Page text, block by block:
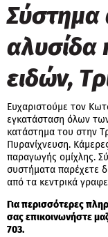
Σύστημα
αλυσίδα
ειδών,
Ευχαριστούμε τον
εγκατάσταση όλων
κατάστημα του στην
Πυρανίχνευση.
παραγωγής ομίχλης.
συστήματα παρέχετε
από τα κεντρικά
Για περισσότερες
σας επικοινωνήστε
703.